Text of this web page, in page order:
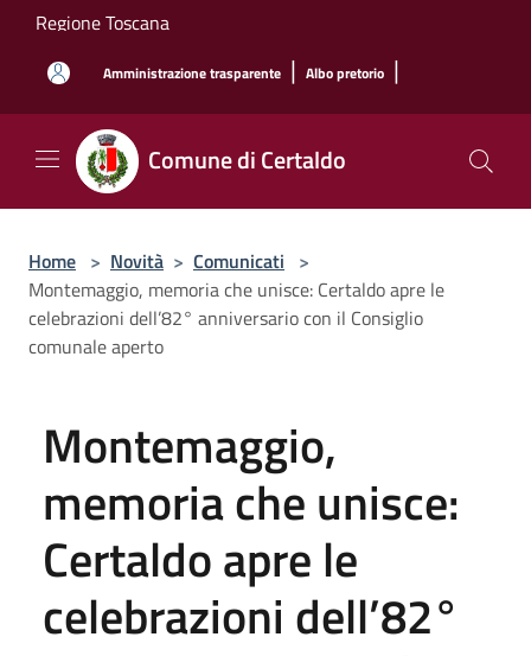
Salta al contenuto principale
Regione Toscana
Amministrazione trasparente | Albo pretorio |
Comune di Certaldo
Home > Novità > Comunicati >
Montemaggio, memoria che unisce: Certaldo apre le
celebrazioni dell’82° anniversario con il Consiglio
comunale aperto
Montemaggio,
memoria che unisce:
Certaldo apre le
celebrazioni dell’82°